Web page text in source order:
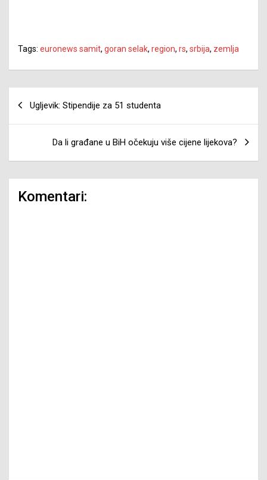
Tags: euronews samit, goran selak, region, rs, srbija, zemlja
članaka
Ugljevik: Stipendije za 51 studenta
Da li građane u BiH očekuju više cijene lijekova?
Komentari: